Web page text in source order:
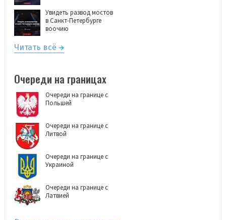
Увидеть развод мостов
в Санкт-Петербурге
воочию
Читать всё
Очереди на границах
Очереди на границе с
Польшей
Очереди на границе с
Литвой
Очереди на границе с
Украиной
Очереди на границе с
Латвией